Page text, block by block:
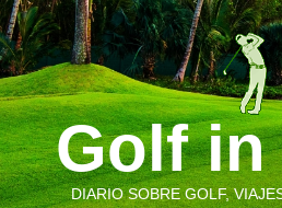
Saltar
al
contenido
Golf in
DIARIO SOBRE GOLF,